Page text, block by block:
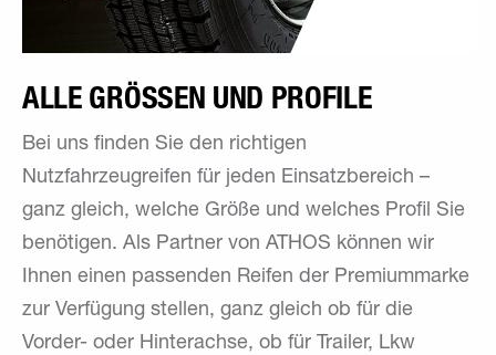
ALLE GRÖSSEN UND PROFILE
Bei uns finden Sie den richtigen
Nutzfahrzeugreifen für jeden Einsatzbereich –
ganz gleich, welche Größe und welches Profil Sie
benötigen. Als Partner von ATHOS können wir
Ihnen einen passenden Reifen der Premiummarke
zur Verfügung stellen, ganz gleich ob für die
Vorder- oder Hinterachse, ob für Trailer, Lkw